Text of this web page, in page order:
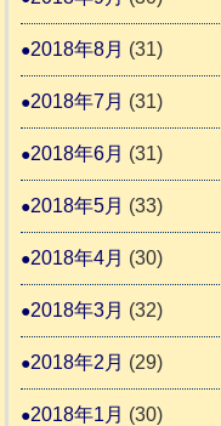
2018年8月 (31)
2018年7月 (31)
2018年6月 (31)
2018年5月 (33)
2018年4月 (30)
2018年3月 (32)
2018年2月 (29)
2018年1月 (30)